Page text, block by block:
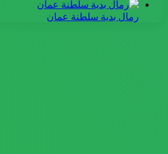
رمال بدية سلطنة عمان